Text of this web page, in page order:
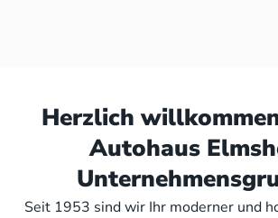
Herzlich
Autohaus
Seit 1953 sind wir Ihr moderner und